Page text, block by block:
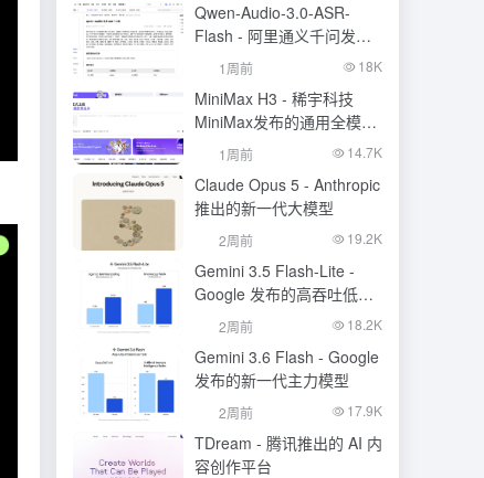
Qwen-Audio-3.0-ASR-
Flash - 阿里通义千问发布
的语音识别大模型
1周前 18K
MiniMax H3 - 稀宇科技
MiniMax发布的通用全模态
生成模型
1周前 14.7K
Claude Opus 5 - Anthropic
推出的新一代大模型
2周前 19.2K
Gemini 3.5 Flash-Lite -
Google 发布的高吞吐低成
本模型
2周前 18.2K
Gemini 3.6 Flash - Google
发布的新一代主力模型
2周前 17.9K
TDream - 腾讯推出的 AI 内
容创作平台